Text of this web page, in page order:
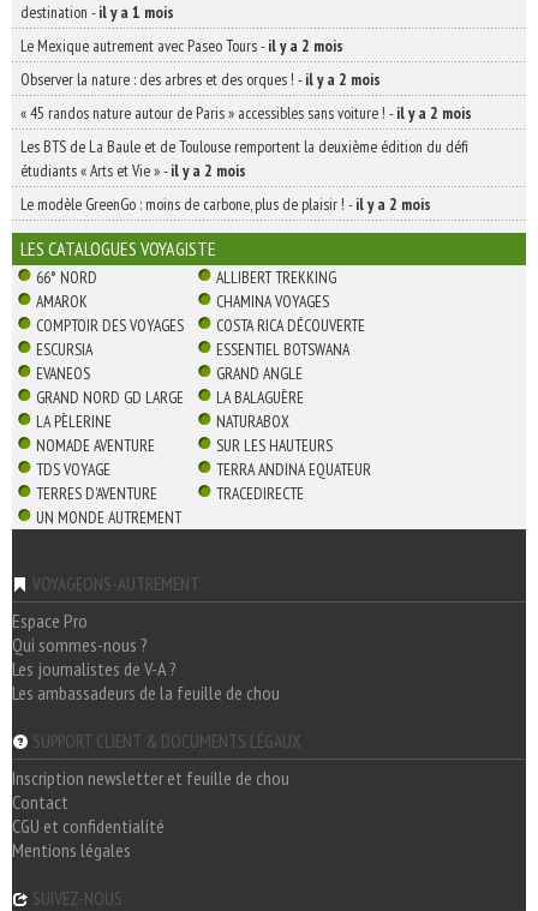
destination -il y a 1 mois
Le Mexique autrement avec Paseo Tours-il y a 2 mois
Observer la nature : des arbres et des orques ! -il y a 2 mois
« 45 randos nature autour de Paris » accessibles sans voiture ! -il y a 2 mois
Les BTS de La Baule et de Toulouse remportent la deuxième édition du défi
étudiants « Arts et Vie »-il y a 2 mois
Le modèle GreenGo : moins de carbone, plus de plaisir ! -il y a 2 mois
LES CATALOGUES VOYAGISTE
66° NORD
ALLIBERT TREKKING
AMAROK
CHAMINA VOYAGES
COMPTOIR DES VOYAGES
COSTA RICA DÉCOUVERTE
ESCURSIA
ESSENTIEL BOTSWANA
EVANEOS
GRAND ANGLE
GRAND NORD GD LARGE
LA BALAGUÈRE
LA PÈLERINE
NATURABOX
NOMADE AVENTURE
SUR LES HAUTEURS
TDS VOYAGE
TERRA ANDINA EQUATEUR
TERRES D'AVENTURE
TRACEDIRECTE
UN MONDE AUTREMENT
VOYAGEONS-AUTREMENT
Espace Pro
Qui sommes-nous ?
Les journalistes de V-A ?
Les ambassadeurs de la feuille de chou
SUPPORT CLIENT & DOCUMENTS LÉGAUX
Inscription newsletter et feuille de chou
Contact
CGU et confidentialité
Mentions légales
SUIVEZ-NOUS